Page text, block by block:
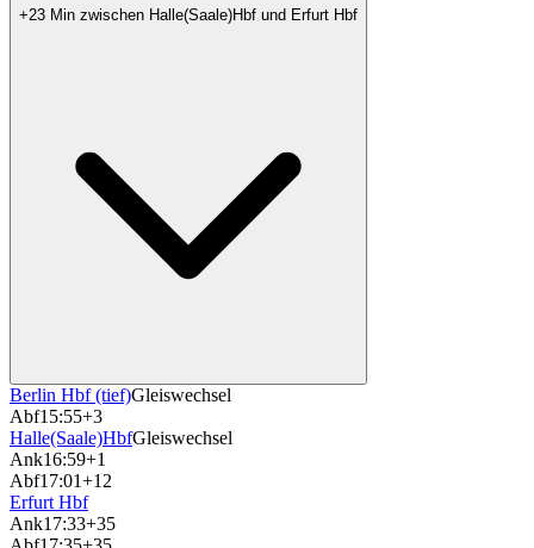
+23 Min zwischen Halle(Saale)Hbf und Erfurt Hbf
Berlin Hbf (tief)Gleiswechsel
Abf15:55+3
Halle(Saale)HbfGleiswechsel
Ank16:59+1
Abf17:01+12
Erfurt Hbf
Ank17:33+35